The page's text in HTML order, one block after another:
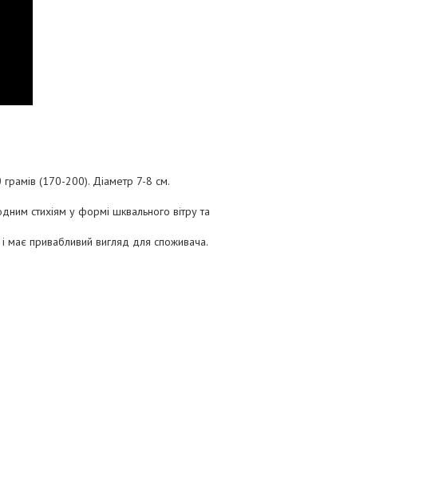
(170-200). Діаметр 7-8 см.
стихіям у формі шквального вітру та
і має привабливий вигляд для споживача.